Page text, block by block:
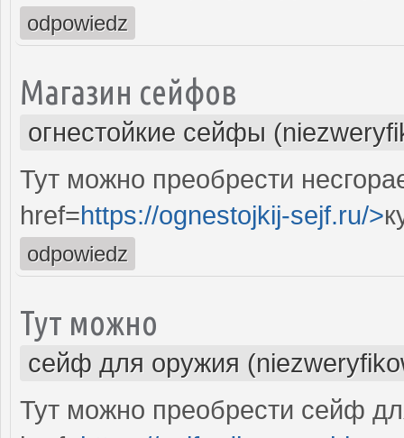
odpowiedz
Магазин сейфов
огнестойкие сейфы
Тут можно преобрести
href=https://ognestojkij-sejf.ru/>
odpowiedz
Тут можно
сейф для оружия
Тут можно преобрести сейф